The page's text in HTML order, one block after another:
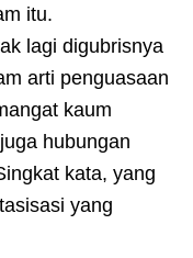
itu.
lagi digubrisnya
arti penguasaan
kaum
hubungan
kata, yang
yang